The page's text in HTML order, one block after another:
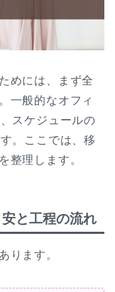
めには、まず全
一般的なオフィ
スケジュールの
。ここでは、移
整理します。
と工程の流れ
ります。